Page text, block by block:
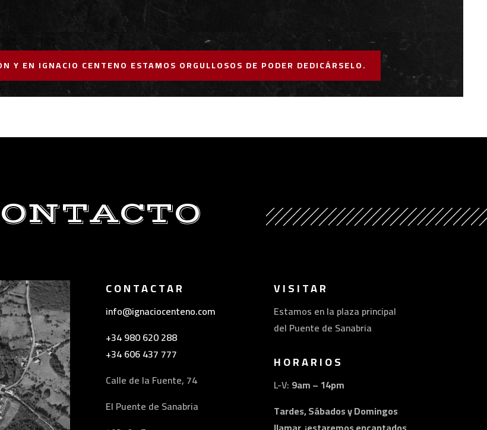
Y EN IGNACIO CENTENO ESTAMOS ORGULLOSOS DE PODER DEDICÁRSELO.
CONTACTAR
info@ignaciocenteno.com
+34 980 620 288
+34 606 437 777
Calle de la Fuente, 74
El Puente de Sanabria
VISITAR
Estamos en la plaza principal
del Puente de Sanabria
HORARIOS
L-V: 9am – 14pm
Tardes, Sábados y Domingos